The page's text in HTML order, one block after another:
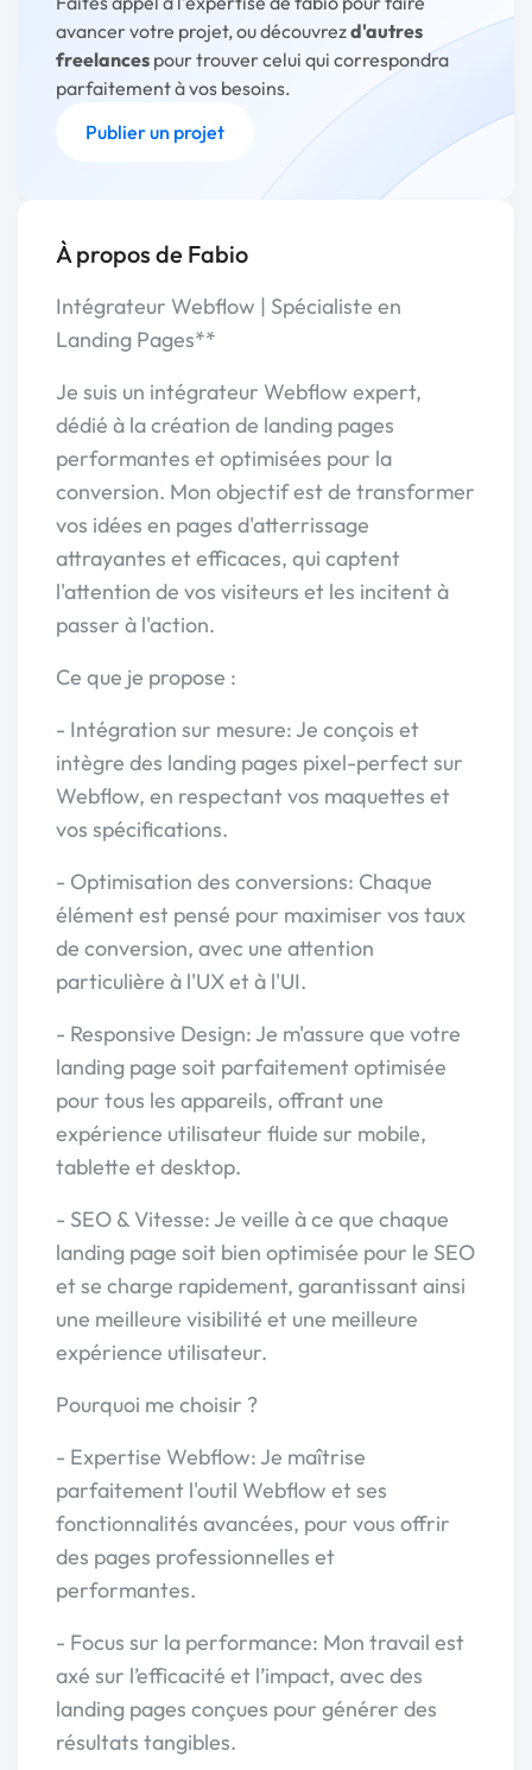
avancer votre projet, ou découvrezd'autres
freelances pour trouver celui qui correspondra
parfaitement à vos besoins.
Publier un projet
À propos de Fabio
Intégrateur Webflow | Spécialiste en
Landing Pages**
Je suis un intégrateur Webflow expert,
dédié à la création de landing pages
performantes et optimisées pour la
conversion. Mon objectif est de transformer
vos idées en pages d'atterrissage
attrayantes et efficaces, qui captent
l'attention de vos visiteurs et les incitent à
passer à l'action.
Ce que je propose :
- Intégration sur mesure: Je conçois et
intègre des landing pages pixel-perfect sur
Webflow, en respectant vos maquettes et
vos spécifications.
- Optimisation des conversions: Chaque
élément est pensé pour maximiser vos taux
de conversion, avec une attention
particulière à l'UX et à l'UI.
- Responsive Design: Je m'assure que votre
landing page soit parfaitement optimisée
pour tous les appareils, offrant une
expérience utilisateur fluide sur mobile,
tablette et desktop.
- SEO & Vitesse: Je veille à ce que chaque
landing page soit bien optimisée pour le SEO
et se charge rapidement, garantissant ainsi
une meilleure visibilité et une meilleure
expérience utilisateur.
Pourquoi me choisir ?
- Expertise Webflow: Je maîtrise
parfaitement l'outil Webflow et ses
fonctionnalités avancées, pour vous offrir
des pages professionnelles et
performantes.
- Focus sur la performance: Mon travail est
axé sur l’efficacité et l’impact, avec des
landing pages conçues pour générer des
résultats tangibles.